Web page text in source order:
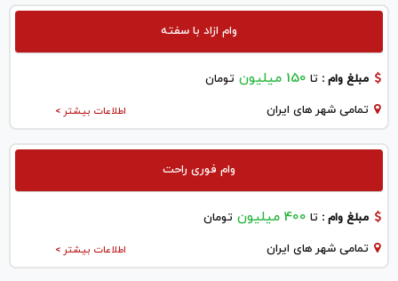
وام ازاد با سفته
مبلغ وام : تا 150 میلیون تومان
اطلاعات بیشتر > تمامی شهر های ایران
وام فوری راحت
مبلغ وام : تا 400 میلیون تومان
اطلاعات بیشتر > تمامی شهر های ایران